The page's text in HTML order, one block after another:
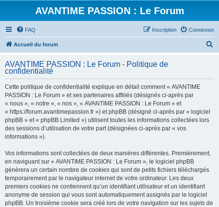
AVANTIME PASSION : Le Forum
FAQ Connexion
Inscription
Accueil du forum
h
AVANTIME PASSION : Le Forum - Politique de
confidentialité
Cette politique de confidentialité explique en détail comment « AVANTIME
PASSION : Le Forum » et ses partenaires affiliés (désignés ci-après par
« nous », « notre », « nos », « AVANTIME PASSION : Le Forum » et
« https://forum.avantimepassion.fr ») et phpBB (désigné ci-après par « logiciel
phpBB » et « phpBB Limited ») utilisent toutes les informations collectées lors
des sessions d’utilisation de votre part (désignées ci-après par « vos
informations »).
Vos informations sont collectées de deux manières différentes. Premièrement,
en naviguant sur « AVANTIME PASSION : Le Forum », le logiciel phpBB
génèrera un certain nombre de cookies qui sont de petits fichiers téléchargés
temporairement par le navigateur internet de votre ordinateur. Les deux
premiers cookies ne contiennent qu’un identifiant utilisateur et un identifiant
anonyme de session qui vous sont automatiquement assignés par le logiciel
phpBB. Un troisième cookie sera créé lors de votre navigation sur les sujets de